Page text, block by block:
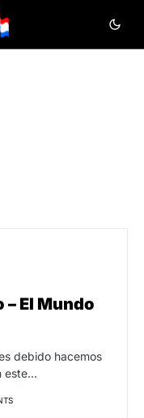
– El Mundo
debido hacemos
este…